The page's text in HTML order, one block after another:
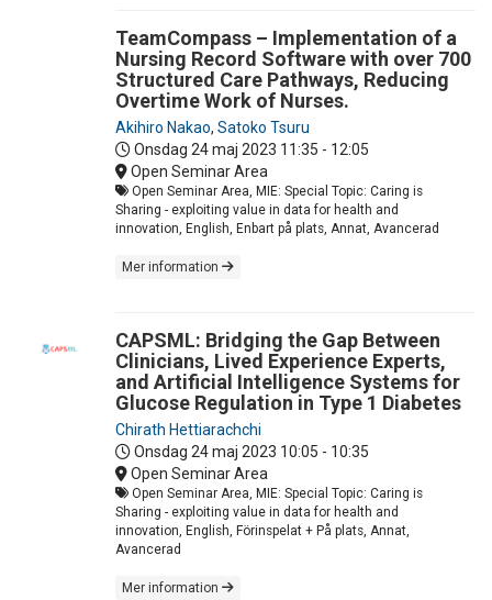
TeamCompass – Implementation of a
Nursing Record Software with over 700
Structured Care Pathways, Reducing
Overtime Work of Nurses.
Akihiro Nakao, Satoko Tsuru
Onsdag 24 maj 2023 11:35 - 12:05
Open Seminar Area
Open Seminar Area, MIE: Special Topic: Caring is
Sharing - exploiting value in data for health and
innovation, English, Enbart på plats, Annat, Avancerad
Mer information
CAPSML: Bridging the Gap Between
Clinicians, Lived Experience Experts,
and Artificial Intelligence Systems for
Glucose Regulation in Type 1 Diabetes
Chirath Hettiarachchi
Onsdag 24 maj 2023 10:05 - 10:35
Open Seminar Area
Open Seminar Area, MIE: Special Topic: Caring is
Sharing - exploiting value in data for health and
innovation, English, Förinspelat + På plats, Annat,
Avancerad
Mer information